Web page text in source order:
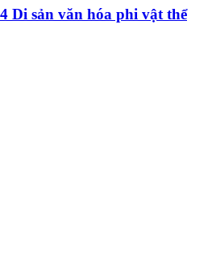
Di sản văn hóa phi vật thể